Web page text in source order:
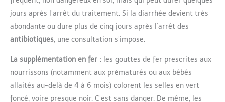
jours après l’arrêt du traitement. Si la diarrhée devient très
abondante ou dure plus de cinq jours après l’arrêt des
antibiotiques, une consultation s’impose.
La supplémentation en fer : les gouttes de fer prescrites aux
nourrissons (notamment aux prématurés ou aux bébés
allaités au-delà de 4 à 6 mois) colorent les selles en vert
foncé, voire presque noir. C’est sans danger. De même, les